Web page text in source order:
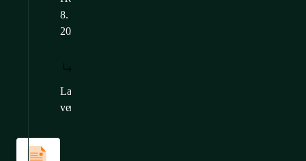
8.
2026
Language
versions:
Kataloge
und
Broschüren